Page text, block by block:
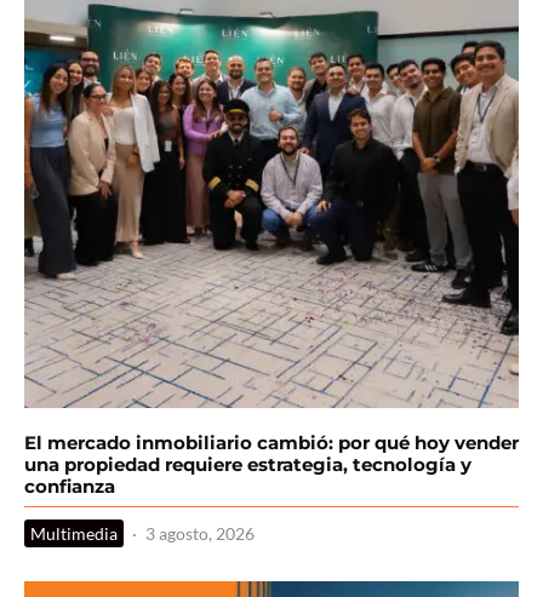
El mercado inmobiliario cambió: por qué hoy vender
una propiedad requiere estrategia, tecnología y
confianza
Multimedia · 3 agosto, 2026